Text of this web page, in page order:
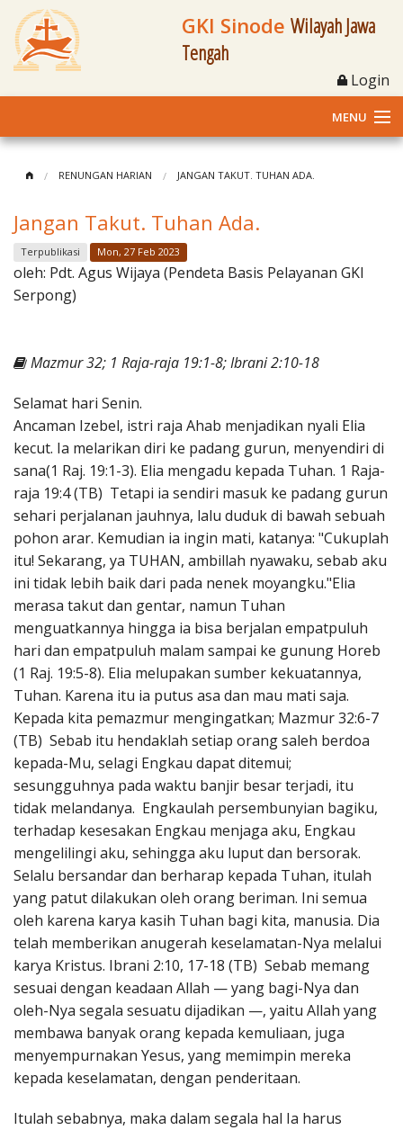
GKI Sinode Wilayah Jawa
Tengah
Login
MENU
Klasis dan Jemaat
Berita Kegiatan
Materi
Penerbitan
RENUNGAN HARIAN JANGAN TAKUT. TUHAN ADA.
Jangan Takut. Tuhan Ada.
Terpublikasi Mon, 27 Feb 2023
oleh: Pdt. Agus Wijaya (Pendeta Basis Pelayanan GKI
Serpong)
Mazmur 32; 1 Raja-raja 19:1-8; Ibrani 2:10-18
Selamat hari Senin.
Ancaman Izebel, istri raja Ahab menjadikan nyali Elia
kecut. Ia melarikan diri ke padang gurun, menyendiri di
sana(1 Raj. 19:1-3). Elia mengadu kepada Tuhan. 1 Raja-
raja 19:4 (TB) Tetapi ia sendiri masuk ke padang gurun
sehari perjalanan jauhnya, lalu duduk di bawah sebuah
pohon arar. Kemudian ia ingin mati, katanya: "Cukuplah
itu! Sekarang, ya TUHAN, ambillah nyawaku, sebab aku
ini tidak lebih baik dari pada nenek moyangku."Elia
merasa takut dan gentar, namun Tuhan
menguatkannya hingga ia bisa berjalan empatpuluh
hari dan empatpuluh malam sampai ke gunung Horeb
(1 Raj. 19:5-8). Elia melupakan sumber kekuatannya,
Tuhan. Karena itu ia putus asa dan mau mati saja.
Kepada kita pemazmur mengingatkan; Mazmur 32:6-7
(TB) Sebab itu hendaklah setiap orang saleh berdoa
kepada-Mu, selagi Engkau dapat ditemui;
sesungguhnya pada waktu banjir besar terjadi, itu
tidak melandanya. Engkaulah persembunyian bagiku,
terhadap kesesakan Engkau menjaga aku, Engkau
mengelilingi aku, sehingga aku luput dan bersorak.
Selalu bersandar dan berharap kepada Tuhan, itulah
yang patut dilakukan oleh orang beriman. Ini semua
oleh karena karya kasih Tuhan bagi kita, manusia. Dia
telah memberikan anugerah keselamatan-Nya melalui
karya Kristus. Ibrani 2:10, 17-18 (TB) Sebab memang
sesuai dengan keadaan Allah — yang bagi-Nya dan
oleh-Nya segala sesuatu dijadikan —, yaitu Allah yang
membawa banyak orang kepada kemuliaan, juga
menyempurnakan Yesus, yang memimpin mereka
kepada keselamatan, dengan penderitaan.
Itulah sebabnya, maka dalam segala hal Ia harus